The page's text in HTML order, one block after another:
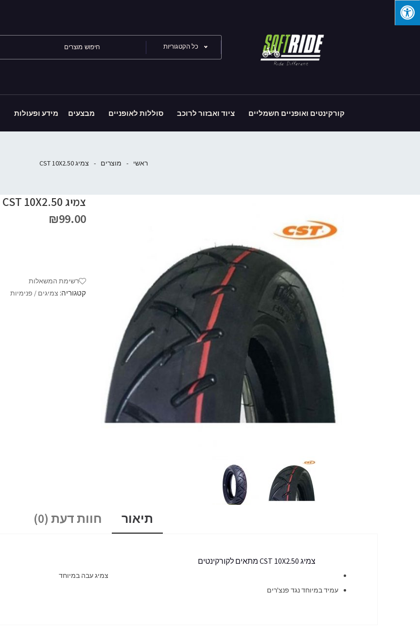
כל הקטגוריות
קורקינטים ואופניים חשמליים ציוד ואבזור לרוכב סוללות לאופניים מבצעים מידע ופעולות
ראשי - מוצרים - צמיג CST 10X2.50
צמיג CST 10X2.50
₪99.00
רשימת המשאלות
קטגוריה: צמיגים / פנימיות
תיאור חוות דעת (0)
צמיג CST 10X2.50 מתאים לקורקינטים
צמיג עבה במיוחד
עמיד במיוחד נגד פנצ'רים